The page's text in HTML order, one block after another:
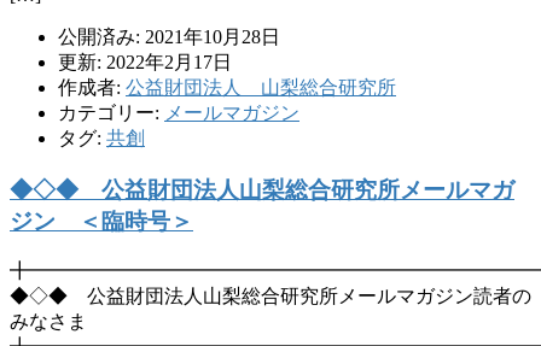
公開済み: 2021年10月28日
更新: 2022年2月17日
作成者: 公益財団法人 山梨総合研究所
カテゴリー: メールマガジン
タグ: 共創
◆◇◆ 公益財団法人山梨総合研究所メールマガ
ジン ＜臨時号＞
◆◇◆ 公益財団法人山梨総合研究所メールマガジン読者の
みなさま